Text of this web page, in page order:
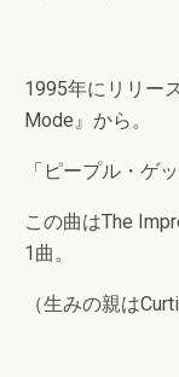
1995年にリリー
Mode』から。
「ピープル・ゲ
この曲はThe
1曲。
（生みの親は